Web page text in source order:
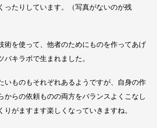
ったりしています。（写真がないのが残
術を使って、他者のためにものを作ってあげ
バキラボで生まれました。
いものもそれぞれあるようですが、自身の作
からの依頼ものの両方をバランスよくこなし
りがますます楽しくなっていきますね。